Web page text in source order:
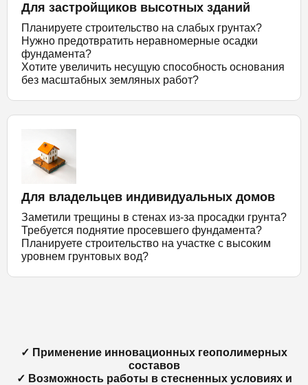
Для застройщиков высотных зданий
Планируете строительство на слабых грунтах?
Нужно предотвратить неравномерные осадки
фундамента?
Хотите увеличить несущую способность основания
без масштабных земляных работ?
Для владельцев индивидуальных домов
Заметили трещины в стенах из-за просадки грунта?
Требуется поднятие просевшего фундамента?
Планируете строительство на участке с высоким
уровнем грунтовых вод?
✓ Применение инновационных геополимерных
составов
✓ Возможность работы в стесненных условиях и